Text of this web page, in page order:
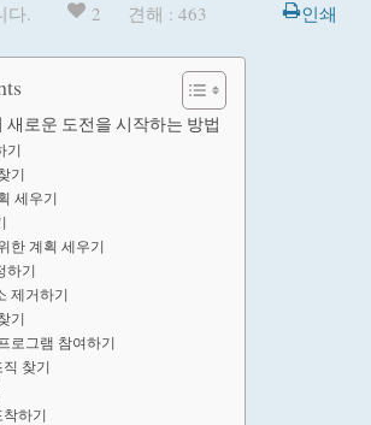
다.
2 견해 : 463 인쇄
새로운 도전을 시작하는 방법
기
기
세우기
한 계획 세우기
하기
제거하기
기
로그램 참여하기
찾기
하기